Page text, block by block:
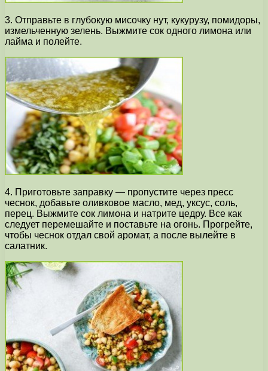
3. Отправьте в глубокую мисочку нут, кукурузу, помидоры,
измельченную зелень. Выжмите сок одного лимона или
лайма и полейте.
4. Приготовьте заправку — пропустите через пресс
чеснок, добавьте оливковое масло, мед, уксус, соль,
перец. Выжмите сок лимона и натрите цедру. Все как
следует перемешайте и поставьте на огонь. Прогрейте,
чтобы чеснок отдал свой аромат, а после вылейте в
салатник.